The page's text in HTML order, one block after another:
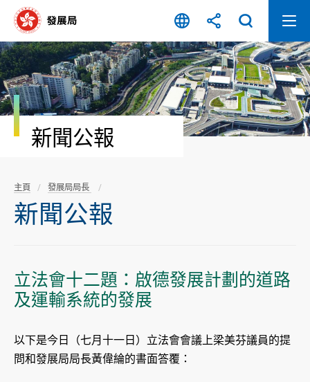
容
開
始
新聞公報
主頁 發展局局長
新聞公報
立法會十二題：啟德發展計劃的道路
及運輸系統的發展
以下是今日（七月十一日）立法會會議上梁美芬議員的提
問和發展局局長黃偉綸的書面答覆：